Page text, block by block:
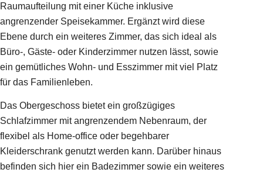
Raumaufteilung mit einer Küche inklusive
angrenzender Speisekammer. Ergänzt wird diese
Ebene durch ein weiteres Zimmer, das sich ideal als
Büro-, Gäste- oder Kinderzimmer nutzen lässt, sowie
ein gemütliches Wohn- und Esszimmer mit viel Platz
für das Familienleben.
Das Obergeschoss bietet ein großzügiges
Schlafzimmer mit angrenzendem Nebenraum, der
flexibel als Home-office oder begehbarer
Kleiderschrank genutzt werden kann. Darüber hinaus
befinden sich hier ein Badezimmer sowie ein weiteres